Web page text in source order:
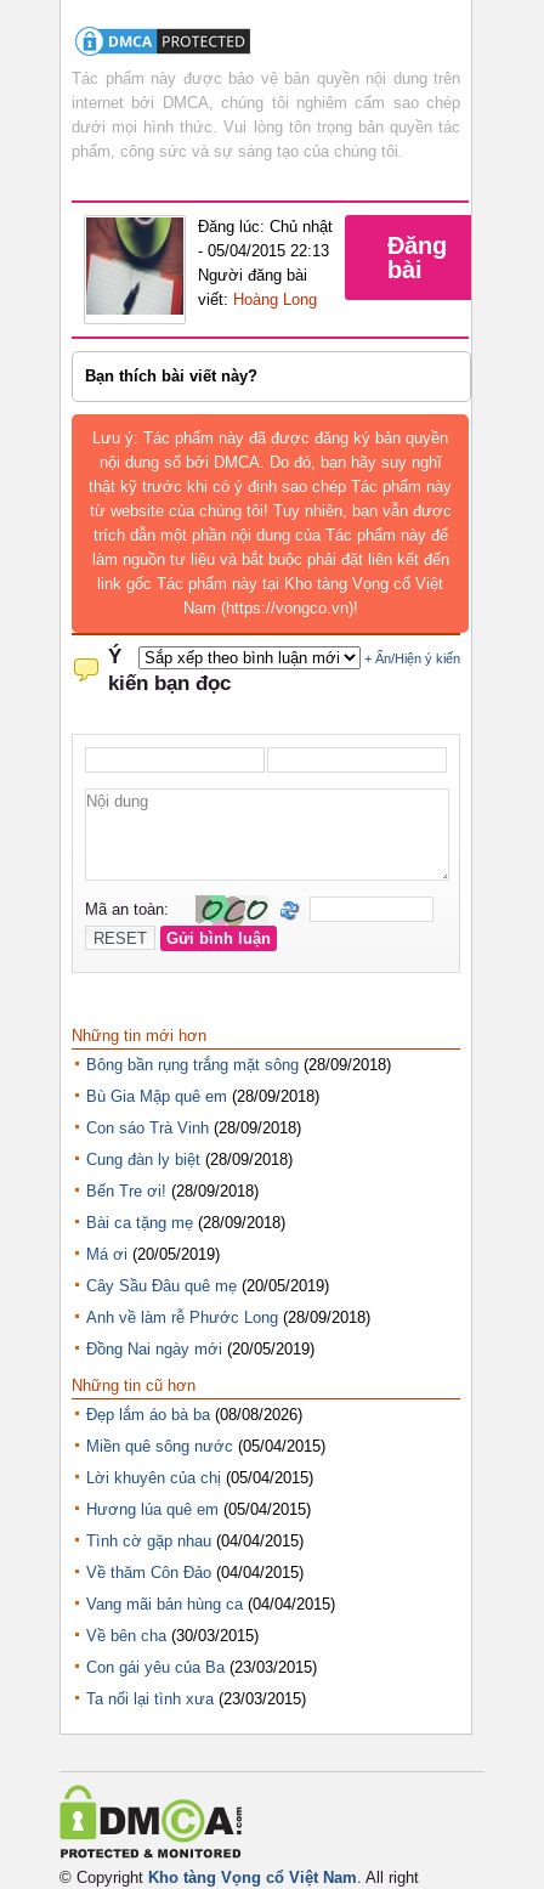
Tác phẩm này được bảo vệ bản quyền nội dung trên
internet bởi DMCA, chúng tôi nghiêm cấm sao chép
dưới mọi hình thức. Vui lòng tôn trọng bản quyền tác
phẩm, công sức và sự sáng tạo của chúng tôi.
Đăng lúc: Chủ nhật
- 05/04/2015 22:13
Người đăng bài
viết: Hoàng Long
Đăng
bài
Bạn thích bài viết này?
Lưu ý: Tác phẩm này đã được đăng ký bản quyền
nội dung số bởi DMCA. Do đó, bạn hãy suy nghĩ
thật kỹ trước khi có ý định sao chép Tác phẩm này
từ website của chúng tôi! Tuy nhiên, bạn vẫn được
trích dẫn một phần nội dung của Tác phẩm này để
làm nguồn tư liệu và bắt buộc phải đặt liên kết đến
link gốc Tác phẩm này tại Kho tàng Vọng cổ Việt
Nam (https://vongco.vn)!
Những tin mới hơn
Bông bần rụng trắng mặt sông (28/09/2018)
Bù Gia Mập quê em (28/09/2018)
Con sáo Trà Vinh (28/09/2018)
Cung đàn ly biệt (28/09/2018)
Bến Tre ơi! (28/09/2018)
Bài ca tặng mẹ (28/09/2018)
Má ơi (20/05/2019)
Cây Sầu Đâu quê mẹ (20/05/2019)
Anh về làm rễ Phước Long (28/09/2018)
Đồng Nai ngày mới (20/05/2019)
Những tin cũ hơn
Đẹp lắm áo bà ba (08/08/2026)
Miền quê sông nước (05/04/2015)
Lời khuyên của chị (05/04/2015)
Hương lúa quê em (05/04/2015)
Tình cờ gặp nhau (04/04/2015)
Về thăm Côn Đảo (04/04/2015)
Vang mãi bản hùng ca (04/04/2015)
Về bên cha (30/03/2015)
Con gái yêu của Ba (23/03/2015)
Ta nối lại tình xưa (23/03/2015)
© Copyright Kho tàng Vọng cổ Việt Nam. All right